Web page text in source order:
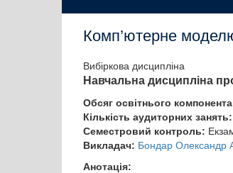
Комп’ютерне
Вибіркова дисципліна
Навчальна дисципліна
Обсяг освітнього
Кількість аудиторних занять:
Семестровий контроль:
Викладач: Бондар Олександр
Анотація: